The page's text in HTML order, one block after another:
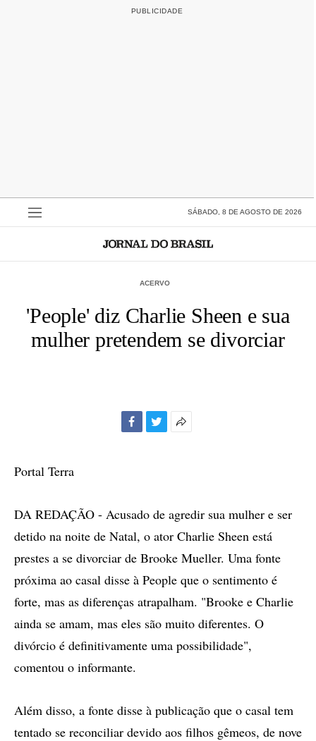
SÁBADO, 8 DE AGOSTO DE 2026
ACERVO
'People' diz Charlie Sheen e sua
mulher pretendem se divorciar
Portal Terra
DA REDAÇÃO - Acusado de agredir sua mulher e ser
detido na noite de Natal, o ator Charlie Sheen está
prestes a se divorciar de Brooke Mueller. Uma fonte
próxima ao casal disse à People que o sentimento é
forte, mas as diferenças atrapalham. "Brooke e Charlie
ainda se amam, mas eles são muito diferentes. O
divórcio é definitivamente uma possibilidade",
comentou o informante.
Além disso, a fonte disse à publicação que o casal tem
tentado se reconciliar devido aos filhos gêmeos, de nove